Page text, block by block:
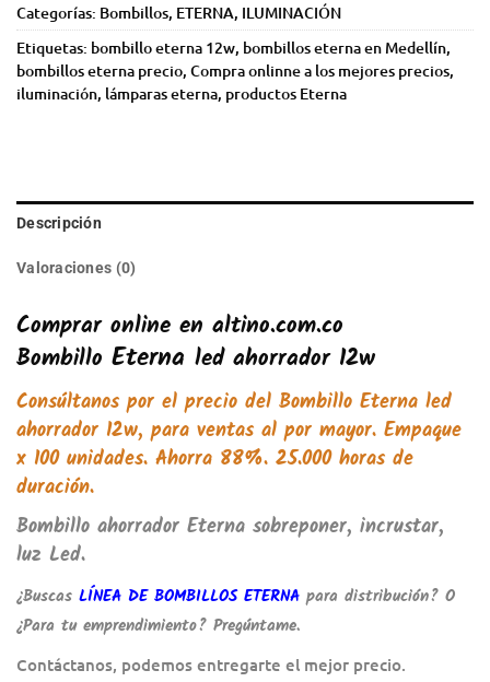
Categorías: Bombillos, ETERNA, ILUMINACIÓN
Etiquetas: bombillo eterna 12w, bombillos eterna en Medellín,
bombillos eterna precio, Compra onlinne a los mejores precios,
iluminación, lámparas eterna, productos Eterna
Descripción
Valoraciones (0)
Comprar online en altino.com.co
Bombillo Eterna led ahorrador 12w
Consúltanos por el precio del Bombillo Eterna led
ahorrador 12w, para ventas al por mayor. Empaque
x 100 unidades. Ahorra 88%. 25.000 horas de
duración.
Bombillo ahorrador Eterna sobreponer, incrustar,
luz Led.
¿Buscas LÍNEA DE BOMBILLOS ETERNA para distribución? O
¿Para tu emprendimiento? Pregúntame.
Contáctanos, podemos entregarte el mejor precio.